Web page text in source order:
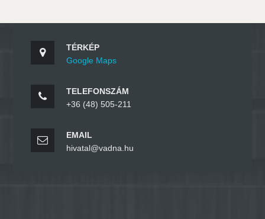
TÉRKÉP
Google Maps
TELEFONSZÁM
+36 (48) 505-211
EMAIL
hivatal@vadna.hu